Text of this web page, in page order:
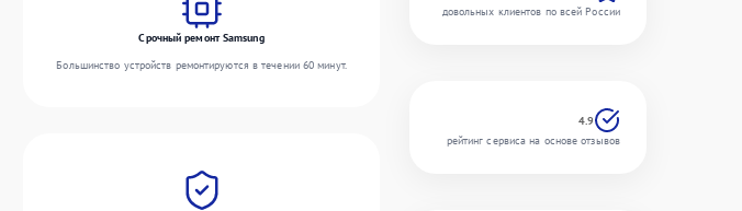
Срочный ремонт Samsung
Большинство устройств ремонтируются в течении 60 минут.
довольных клиентов по всей России
4.9
рейтинг сервиса на основе отзывов